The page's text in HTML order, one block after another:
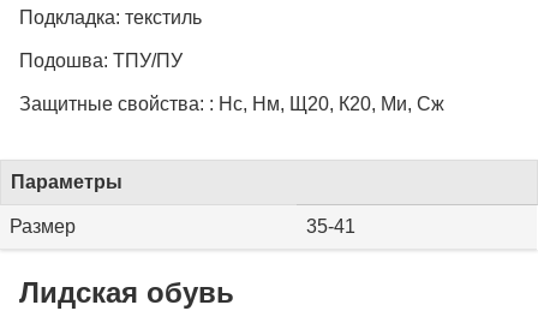
Подкладка: текстиль
Подошва: ТПУ/ПУ
Защитные свойства: : Нс, Нм, Щ20, К20, Ми, Сж
Параметры
Размер 35-41
Лидская обувь